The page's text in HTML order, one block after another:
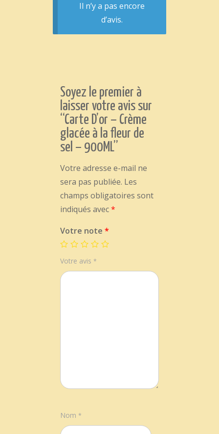
Il n’y a pas encore
d’avis.
Soyez le premier à
laisser votre avis sur
“Carte D’or – Crème
glacée à la fleur de
sel – 900ML”
Votre adresse e-mail ne
sera pas publiée. Les
champs obligatoires sont
indiqués avec*
Votre note*
Votre avis*
Nom*